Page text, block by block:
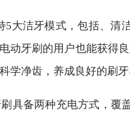
洁牙模式，包括、清
动牙刷的用户也能获得
学净齿，养成良好的刷牙
备两种充电方式，覆